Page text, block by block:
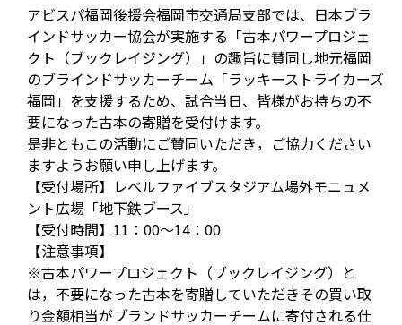
アビスパ福岡後援会福岡市交通局支部では、日本ブラ
インドサッカー協会が実施する「古本パワープロジェ
クト（ブックレイジング）」の趣旨に賛同し地元福岡
のブラインドサッカーチーム「ラッキーストライカーズ
福岡」を支援するため、試合当日、皆様がお持ちの不
要になった古本の寄贈を受付けます。
是非ともこの活動にご賛同いただき，ご協力ください
ますようお願い申し上げます。
【受付場所】レベルファイブスタジアム場外モニュメ
ント広場「地下鉄ブース」
【受付時間】11：00～14：00
【注意事項】
※古本パワープロジェクト（ブックレイジング）と
は，不要になった古本を寄贈していただきその買い取
り金額相当がブランドサッカーチームに寄付される仕